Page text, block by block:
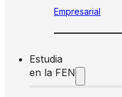
Empresarial
Estudia
en la FEN